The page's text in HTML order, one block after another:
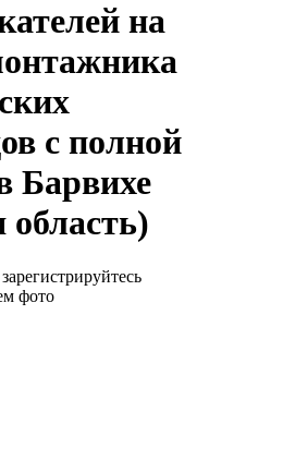
на
с полной
Барвихе
фото